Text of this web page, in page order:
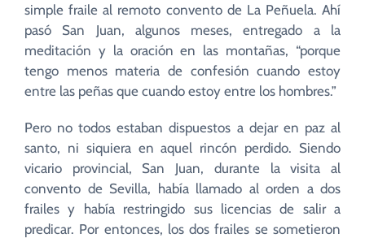
simple fraile al remoto convento de La Peñuela. Ahí
pasó San Juan, algunos meses, entregado a la
meditación y la oración en las montañas, “porque
tengo menos materia de confesión cuando estoy
entre las peñas que cuando estoy entre los hombres.”
Pero no todos estaban dispuestos a dejar en paz al
santo, ni siquiera en aquel rincón perdido. Siendo
vicario provincial, San Juan, durante la visita al
convento de Sevilla, había llamado al orden a dos
frailes y había restringido sus licencias de salir a
predicar. Por entonces, los dos frailes se sometieron